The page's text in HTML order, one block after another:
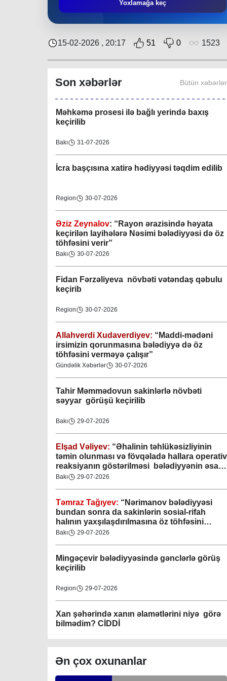
Yoxlamağa keç
15-02-2026 , 20:17 51 0 1523
Son xəbərlər Bütün xəbərlər
edir
Gündəlik Xəbərlər 31-07-2026
Məhkəmə prosesi ilə bağlı yerində baxış
keçirilib
Bakı 31-07-2026
İcra başçısına xatirə hədiyyəsi təqdim edilib
Region 30-07-2026
Əziz Zeynalov: “Rayon ərazisində həyata
keçirilən layihələrə Nəsimi bələdiyyəsi də öz
töhfəsini verir”
Bakı 30-07-2026
Fidan Fərzəliyeva növbəti vətəndaş qəbulu
keçirib
Region 30-07-2026
Allahverdi Xudaverdiyev: “Maddi-mədəni
irsimizin qorunmasına bələdiyyə də öz
töhfəsini verməyə çalışır”
Gündəlik Xəbərlər 30-07-2026
Tahir Məmmədovun sakinlərlə növbəti
səyyar görüşü keçirilib
Bakı 29-07-2026
Elşad Vəliyev: “Əhalinin təhlükəsizliyinin
təmin olunması və fövqəladə hallara operativ
reaksiyanın göstərilməsi bələdiyyənin əsas
fəaliyyət istiqamətlərindən biridir”
Bakı 29-07-2026
Təmraz Tağıyev: “Nərimanov bələdiyyəsi
bundan sonra da sakinlərin sosial-rifah
halının yaxşılaşdırılmasına öz töhfəsini
verəcəkdir”
Bakı 29-07-2026
Mingəçevir bələdiyyəsində gənclərlə görüş
keçirilib
Region 29-07-2026
Xan şəhərində xanın əlamətlərini niyə görə
bilmədim? CİDDİ
Anar Adıgözəlov:
problemlərin mərhələli şəkildə həlli
Ən çox oxunanlar
M.Ə.Rəsuzladə bələdiyyəsi
07-04-2023
Xətai bələdiyyəsi
07-04-2023
Mingəçevir bələdiyyəsi
06-04-2023
Nəsimi bələdiyyəsi
06-04-2023
Nərimanov bələdiyyəsi
06-04-2023
Yasamal bələdiyyəsi
06-04-2023
04-09-2023
Gəncə şəhəri Nizami bələdiyyəsi
M.Ə.Rəsuzladə bələdiyyəsi
07-04-2023
19-02-2024 16:50
Bələdiyyə qulluqçusuna ağır itki
02-02-2024 10:57